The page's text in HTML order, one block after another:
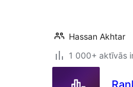
Hassan Akhtar
1 000+ aktīvās